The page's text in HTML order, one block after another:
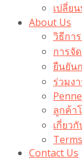
เปลี่ย
About Us
วิธีกา
การจั
ยืนยัน
ร่วมง
ลูกค้า
เกี่ยวกั
Contact Us